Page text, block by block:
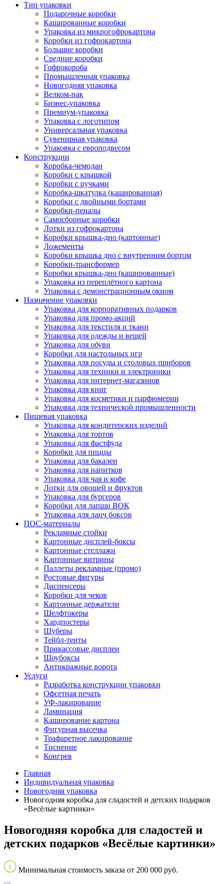
Тип упаковки
Подарочные коробки
Кашированные коробки
Упаковка из микрогофрокартона
Коробки из гофрокартона
Большие коробки
Средние коробки
Гофрокороба
Промышленная упаковка
Новогодняя упаковка
Велком-пак
Бизнес-упаковка
Премиум-упаковка
Упаковка с логотипом
Универсальная упаковка
Сувенирная упаковка
Упаковка с европодвесом
Конструкции
Коробка-чемодан
Коробки с крышкой
Коробки с ручками
Коробка-шкатулка (кашированная)
Коробки с двойными бортами
Коробки-пеналы
Самосборные коробки
Лотки из гофрокартона
Коробки крышка-дно (картонные)
Ложементы
Коробки крышка дно с внутренним бортом
Коробки-трансформер
Коробки крышка-дно (кашированные)
Упаковка из переплётного картона
Упаковка с демонстрационным окном
Назначение упаковки
Упаковка для корпоративных подарков
Упаковка для промо-акций
Упаковка для текстиля и ткани
Упаковка для одежды и вещей
Упаковка для обуви
Коробки для настольных игр
Упаковка для посуды и столовых приборов
Упаковка для техники и электроники
Упаковка для интернет-магазинов
Упаковка для книг
Упаковка для косметики и парфюмерии
Упаковка для технической промышленности
Пищевая упаковка
Упаковка для кондитерских изделий
Упаковка для тортов
Упаковка для фастфуда
Коробки для пиццы
Упаковка для бакалеи
Упаковка для напитков
Упаковка для чая и кофе
Лотки для овощей и фруктов
Упаковка для бургеров
Коробки для лапши ВОК
Упаковка для ланч боксов
ПОС-материалы
Рекламные стойки
Картонные дисплей-боксы
Картонные стеллажи
Картонные витрины
Паллеты рекламные (промо)
Ростовые фигуры
Диспенсеры
Коробки для чеков
Картонные держатели
Шелфтокеры
Хардпостеры
Шуберы
Тейбл-тенты
Прикассовые дисплеи
Шоубоксы
Антикражные ворота
Услуги
Разработка конструкции упаковки
Офсетная печать
УФ-лакирование
Ламинация
Каширование картона
Фигурная высечка
Трафаретное лакирование
Тиснение
Конгрев
Главная
Индивидуальная упаковка
Новогодняя упаковка
Новогодняя коробка для сладостей и детских подарков
«Весёлые картинки»
Новогодняя коробка для сладостей и
детских подарков «Весёлые картинки»
Минимальная стоимость заказа от 200 000 руб.